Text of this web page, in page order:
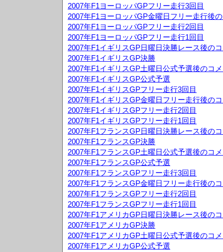
2007年F1ヨーロッパGPフリー走行3回目
2007年F1ヨーロッパGP金曜日フリー走行後
2007年F1ヨーロッパGPフリー走行2回目
2007年F1ヨーロッパGPフリー走行1回目
2007年F1イギリスGP日曜日決勝レース後の
2007年F1イギリスGP決勝
2007年F1イギリスGP土曜日公式予選後のコ
2007年F1イギリスGP公式予選
2007年F1イギリスGPフリー走行3回目
2007年F1イギリスGP金曜日フリー走行後の
2007年F1イギリスGPフリー走行2回目
2007年F1イギリスGPフリー走行1回目
2007年F1フランスGP日曜日決勝レース後の
2007年F1フランスGP決勝
2007年F1フランスGP土曜日公式予選後のコ
2007年F1フランスGP公式予選
2007年F1フランスGPフリー走行3回目
2007年F1フランスGP金曜日フリー走行後の
2007年F1フランスGPフリー走行2回目
2007年F1フランスGPフリー走行1回目
2007年F1アメリカGP日曜日決勝レース後の
2007年F1アメリカGP決勝
2007年F1アメリカGP土曜日公式予選後のコ
2007年F1アメリカGP公式予選